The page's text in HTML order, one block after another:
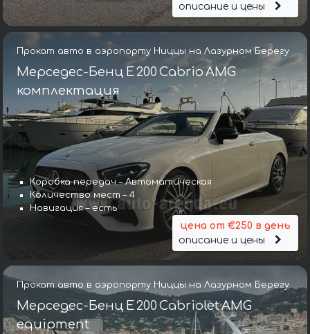
описание и цены
Прокат авто в аэропорту Ниццы на Лазурном Берегу
Мерседес-Бенц E 200 Cabrio AMG
комплектация
Коробка передач – Автоматическая
Количество мест – 4
Навигация – есть
цена от €250 в день
описание и цены
Прокат авто в аэропорту Ниццы на Лазурном Берегу
Мерседес-Бенц E 200 Cabriolet AMG
equipment